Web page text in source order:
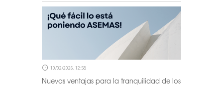
10/02/2026, 12:58
Nuevas ventajas para la tranquilidad de los